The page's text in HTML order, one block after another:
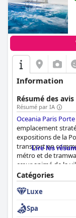
Information
Résumé des avis
Résumé par IA
Oceania Paris
emplacement
expositions de la
transport en
métro et de
cœur animé de la
les attractions
tout en profitant
L'hôtel complète
qu'un parking, un
Lire les
Catégories
Luxe
Spa